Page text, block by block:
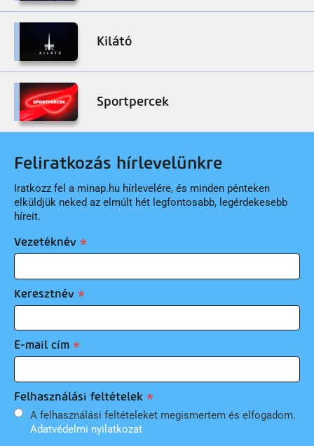
Kilátó
Sportpercek
Feliratkozás hírlevelünkre
Iratkozz fel a minap.hu hírlevelére, és minden pénteken
elküldjük neked az elmúlt hét legfontosabb, legérdekesebb
híreit.
Vezetéknév
Keresztnév
E-mail cím
Felhasználási feltételek
A felhasználási feltételeket megismertem és elfogadom.
Adatvédelmi nyilatkozat